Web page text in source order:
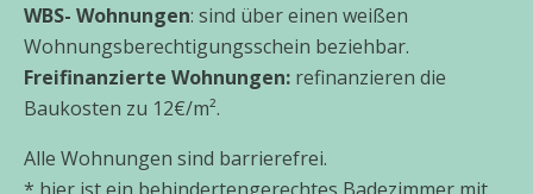
WBS- Wohnungen: sind über einen wei­ßen
Wohnungsberechtigungsschein bezieh­bar.
Freifinanzierte Wohnungen: refi­nan­zie­ren die
Baukosten zu 12€/m².
Alle Wohnungen sind bar­rie­re­frei.